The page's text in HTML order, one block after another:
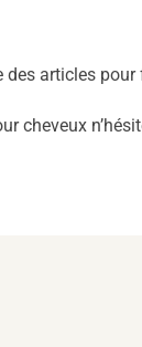
des articles
cheveux